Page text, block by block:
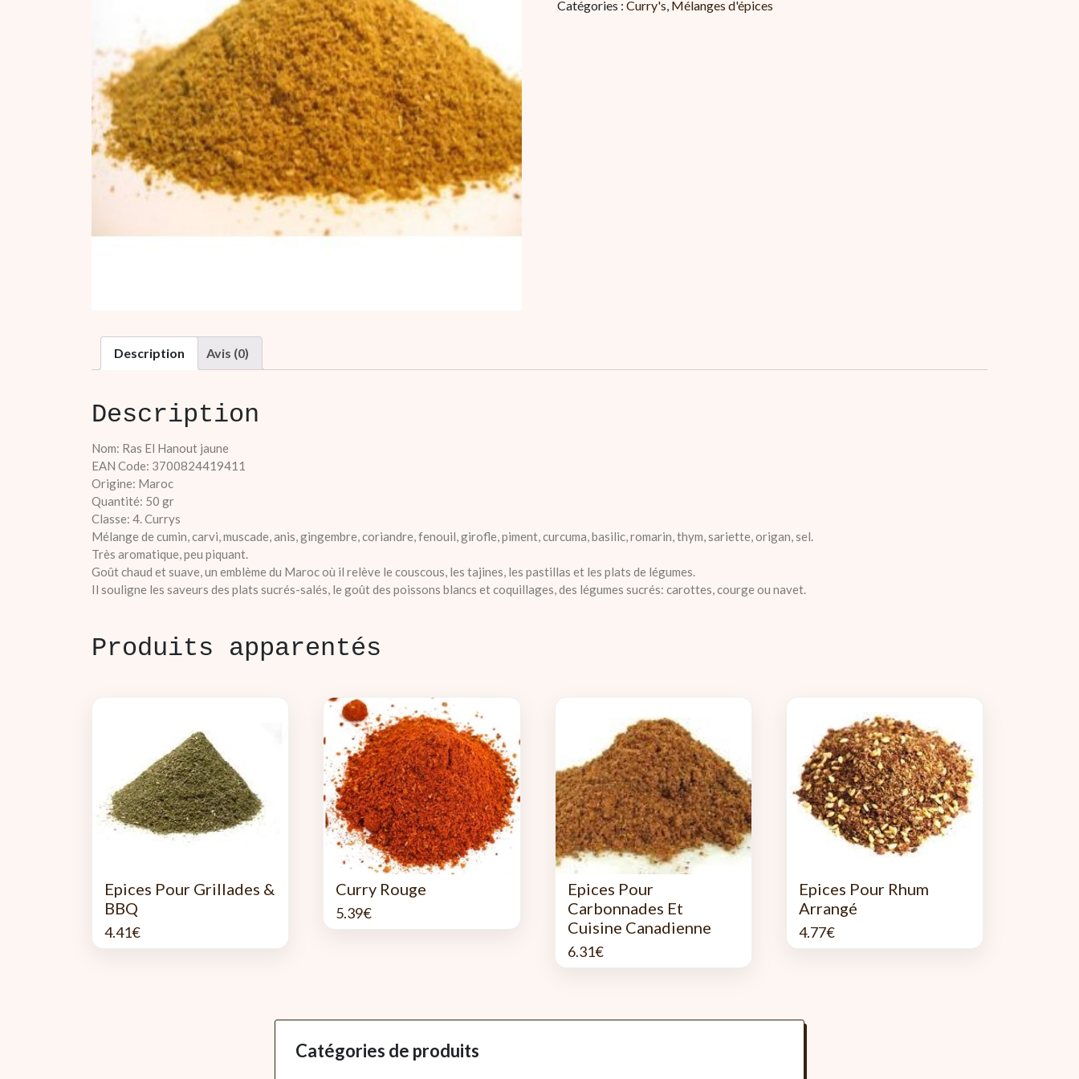
El
Catégories :Curry's Mélanges d'épices
Description Avis (0)
Description
Nom: Ras El Hanout jaune
EAN Code: 3700824419411
Origine: Maroc
Quantité: 50 gr
Classe: 4. Currys
Mélange de cumin, carvi, muscade, anis, gingembre, coriandre, fenouil, girofle, piment, curcuma, basilic, romarin, thym, sariette, origan, sel.
Très aromatique, peu piquant.
Goût chaud et suave, un emblème du Maroc où il relève le couscous, les tajines, les pastillas et les plats de légumes.
Il souligne les saveurs des plats sucrés-salés, le goût des poissons blancs et coquillages, des légumes sucrés: carottes, courge ou navet.
Produits apparentés
Epices Pour Grillades &
BBQ
4.41€
Curry Rouge
5.39€
Epices Pour
Carbonnades Et
Cuisine Canadienne
6.31€
Epices Pour Rhum
Arrangé
4.77€
Catégories de produits